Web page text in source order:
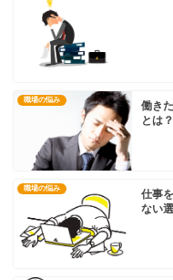
職場の悩み
働き
とは？
職場の悩み
仕事
ない